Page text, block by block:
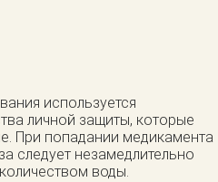
используется
личной защиты, которые
При попадании медикамента
следует незамедлительно
воды.